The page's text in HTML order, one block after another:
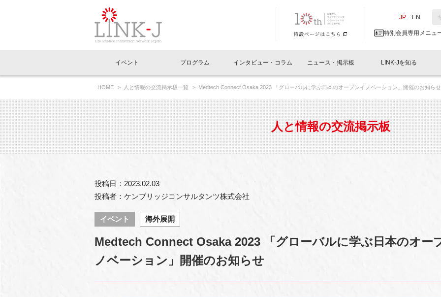
JP EN
特別会員専用メニュ
イベントお知らせメール登録
閉じる
イベント
イベント一覧
LINK-J主催・共催 特別会員開催
LINK-J協賛・協力 出展・参加
イベントレポート一覧
LINK-J主催・共催
LINK-J協賛・協力
プログラム
Out of Box相談室 What's "UNIKORN"？
インタビュー・コラム
インタビュー・コラム一覧
スペシャルインタビュー ベンチャーインタビュー 会報
連載コラム サポーターコラム 日本
ニュース・掲示板
ニュース一覧
トピック プレスリリース
メディア情報 海外関連
協賛・協力
人と情報の交流掲示板一覧
会員プレスリリース
募集
LINK-Jを知る
理事長挨拶 Why in Nihonbashi
国内外連携 サポーター紹介 事業
組織概要 パンフレット GTB
特別会員一覧 特別会員について 入会
専用メニューはこちら
ラウンジ・会議室 オフィス・ラボ 施設
アクセス
HOME 人と情報の交流掲示板一覧 Medtech Connect Osaka 2023 「グローバルに学ぶ日本のオープンイノベーション」開催のお知らせ
人と情報の交流掲示板
投稿日：2023.02.03
投稿者：ケンブリッジコンサルタンツ株式会社
イベント 海外展開
Medtech Connect Osaka 2023 「グローバルに学ぶ日本のオー
ノベーション」開催のお知らせ